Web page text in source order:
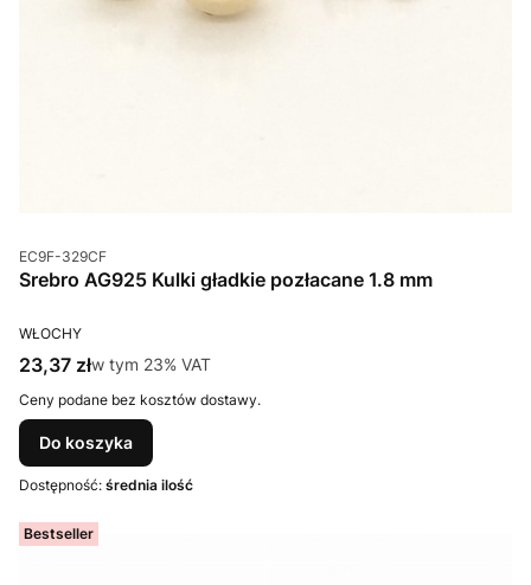
Kod produktu
EC9F-329CF
Srebro AG925 Kulki gładkie pozłacane 1.8 mm
PRODUCENT
WŁOCHY
Cena brutto
23,37 złw tym %s VAT
w tym 23% VAT
Ceny podane bez kosztów dostawy.
Do koszyka
Dostępność: średnia ilość
Bestseller